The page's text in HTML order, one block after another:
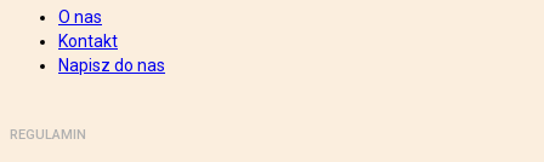
O nas
Kontakt
Napisz do nas
REGULAMIN